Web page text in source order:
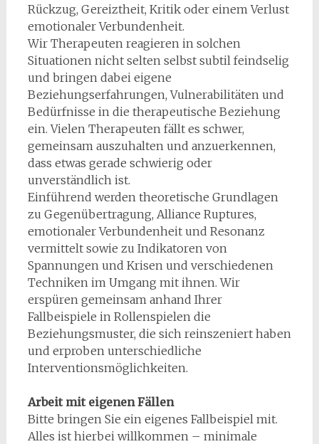
Rückzug, Gereiztheit, Kritik oder einem Verlust
emotionaler Verbundenheit.
Wir Therapeuten reagieren in solchen
Situationen nicht selten selbst subtil feindselig
und bringen dabei eigene
Beziehungserfahrungen, Vulnerabilitäten und
Bedürfnisse in die therapeutische Beziehung
ein. Vielen Therapeuten fällt es schwer,
gemeinsam auszuhalten und anzuerkennen,
dass etwas gerade schwierig oder
unverständlich ist.
Einführend werden theoretische Grundlagen
zu Gegenübertragung, Alliance Ruptures,
emotionaler Verbundenheit und Resonanz
vermittelt sowie zu Indikatoren von
Spannungen und Krisen und verschiedenen
Techniken im Umgang mit ihnen. Wir
erspüren gemeinsam anhand Ihrer
Fallbeispiele in Rollenspielen die
Beziehungsmuster, die sich reinszeniert haben
und erproben unterschiedliche
Interventionsmöglichkeiten.
Arbeit mit eigenen Fällen
Bitte bringen Sie ein eigenes Fallbeispiel mit.
Alles ist hierbei willkommen – minimale